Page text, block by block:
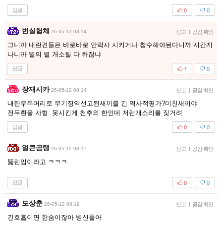
답글 0
0
번실험체 26-05-12 08:14 신고 | 공감 확인
그니까 내란견들은 바로바로 안락사 시키거나 참수해야된다니까 시간지
나니까 별의 별 개소릴 다 하잖냐
답글 0
7
장재시카 26-05-12 08:14 신고 | 공감 확인
내란우두머리로 무기징역선고된새끼를 긴 역사적평가?미친새끼야
전두환을 사형 못시킨게 천추의 한인데 저런개소리를 짖거려
답글 0
0
얼큰곰탱 26-05-12 08:17 신고 | 공감 확인
뚫린입이라고 ㅋㅋㅋ
답글 0
0
도상춘 26-05-12 08:19 신고 | 공감 확인
긴호흡이면 한숨이잖아 병신들아